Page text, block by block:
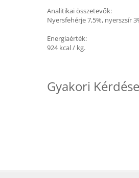
Analitikai összetevők:
Nyersfehérje 7,5%, nyerszsír
Energiaérték:
924 kcal / kg.
Gyakori